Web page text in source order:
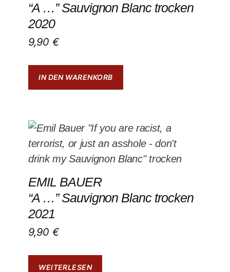
“A …” Sauvignon Blanc trocken
2020
9,90 €
IN DEN WARENKORB
EMIL BAUER
“A …” Sauvignon Blanc trocken
2021
9,90 €
WEITERLESEN